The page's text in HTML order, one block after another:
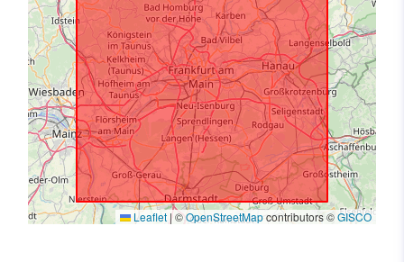
Leaflet |©OpenStreetMapcontributors ©GISCO